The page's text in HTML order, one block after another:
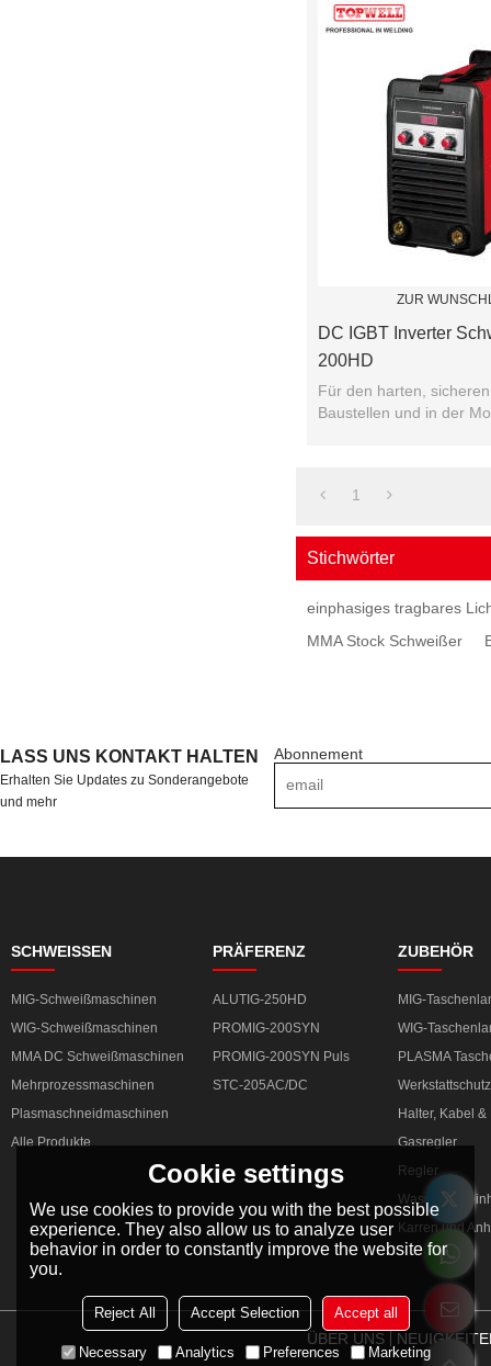
ZUR
DC IGBT Inverter
200HD
Für den harten,
Baustellen und in der
1
Stichwörter
einphasiges tragbares
MMA Stock Schweißer
LASS UNS KONTAKT HALTEN
Erhalten Sie Updates zu Sonderangebote
und mehr
Abonnement
SCHWEISSEN
MIG-Schweißmaschinen
WIG-Schweißmaschinen
MMA DC Schweißmaschinen
Mehrprozessmaschinen
Plasmaschneidmaschinen
Alle Produkte
PRÄFERENZ
ALUTIG-250HD
PROMIG-200SYN
PROMIG-200SYN Puls
STC-205AC/DC
ZUBEHÖR
MIG-
WIG-
PLASMA
Werkstattschutz
Halter, Kabel
Gasregler
Regler
Karren und
ÜBER UNS
Cookie settings
We use cookies to provide you with the best possible
experience. They also allow us to analyze user
behavior in order to constantly improve the website for
you.
Reject All Accept Selection Accept all
Necessary Analytics Preferences Marketing